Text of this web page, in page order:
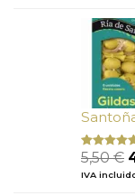
con
de 5
5,50€
IVA